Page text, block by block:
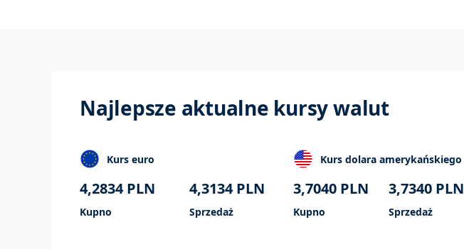
Najlepsze aktualne kursy walut
Kurs euro
4,2834PLN
Kupno
4,3134PLN
Sprzedaż
Kurs dolara amerykańskiego
3,7040 PLN
Kupno
3,7340 PLN
Sprzedaż